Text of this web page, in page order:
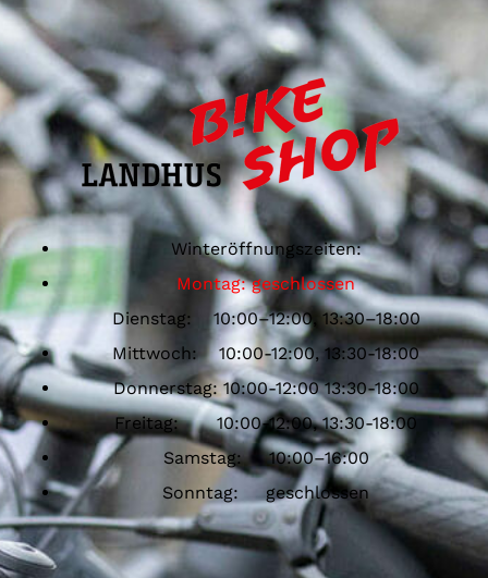
Winteröffnungszeiten:
Montag: geschlossen
Dienstag: 10:00–12:00, 13:30–18:00
Mittwoch: 10:00-12:00, 13:30-18:00
Donnerstag: 10:00-12:00 13:30-18:00
Freitag: 10:00-12:00, 13:30-18:00
Samstag: 10:00–16:00
Sonntag: geschlossen